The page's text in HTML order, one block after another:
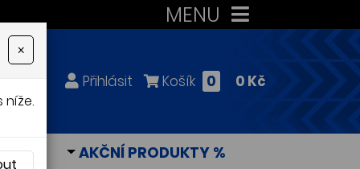
MENU
Přihlásit Košík 0 0 Kč
AKČNÍ PRODUKTY %
×
níže.